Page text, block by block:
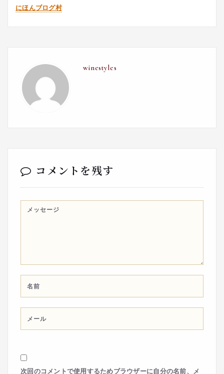
にほんブログ村
winestyles
コメントを残す
次回のコメントで使用するためブラウザーに自分の名前、メ